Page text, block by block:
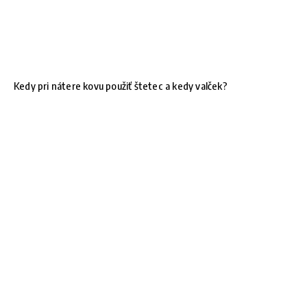
Kedy pri nátere kovu použiť štetec a kedy valček?